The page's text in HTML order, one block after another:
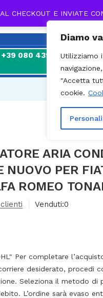
Diamo
Utilizziamo
"Accetta
cookie.
CHECKOUT E INVIATE
+39 080 439 1800 / Cell.
7903
ARIA
NUOVO PER
ROMEO
Venduti:0
Per completare
desiderato, procedi
Seleziona il metodo di
L’ordine sarà evaso